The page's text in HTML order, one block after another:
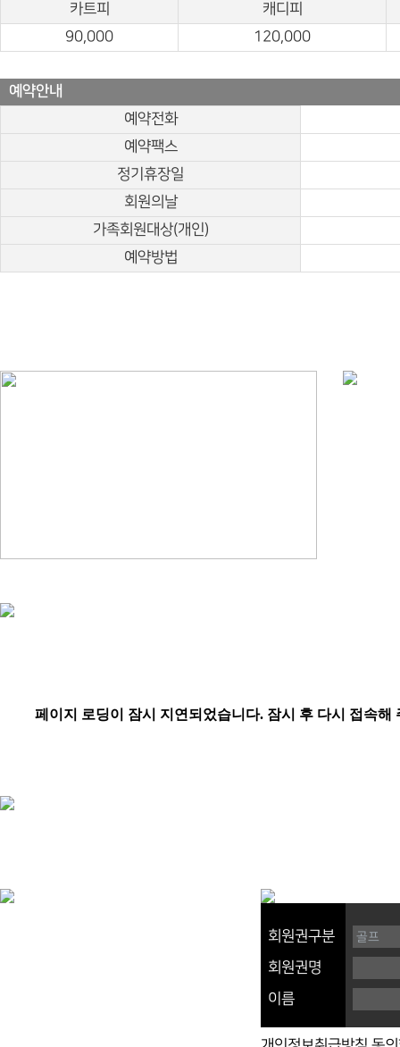
카트피
캐디피
90,000
120,000
예약안내
예약전화
예약팩스
정기휴장일
회원의날
가족회원대상(개인)
예약방법
회원권구분
회원권명
이름